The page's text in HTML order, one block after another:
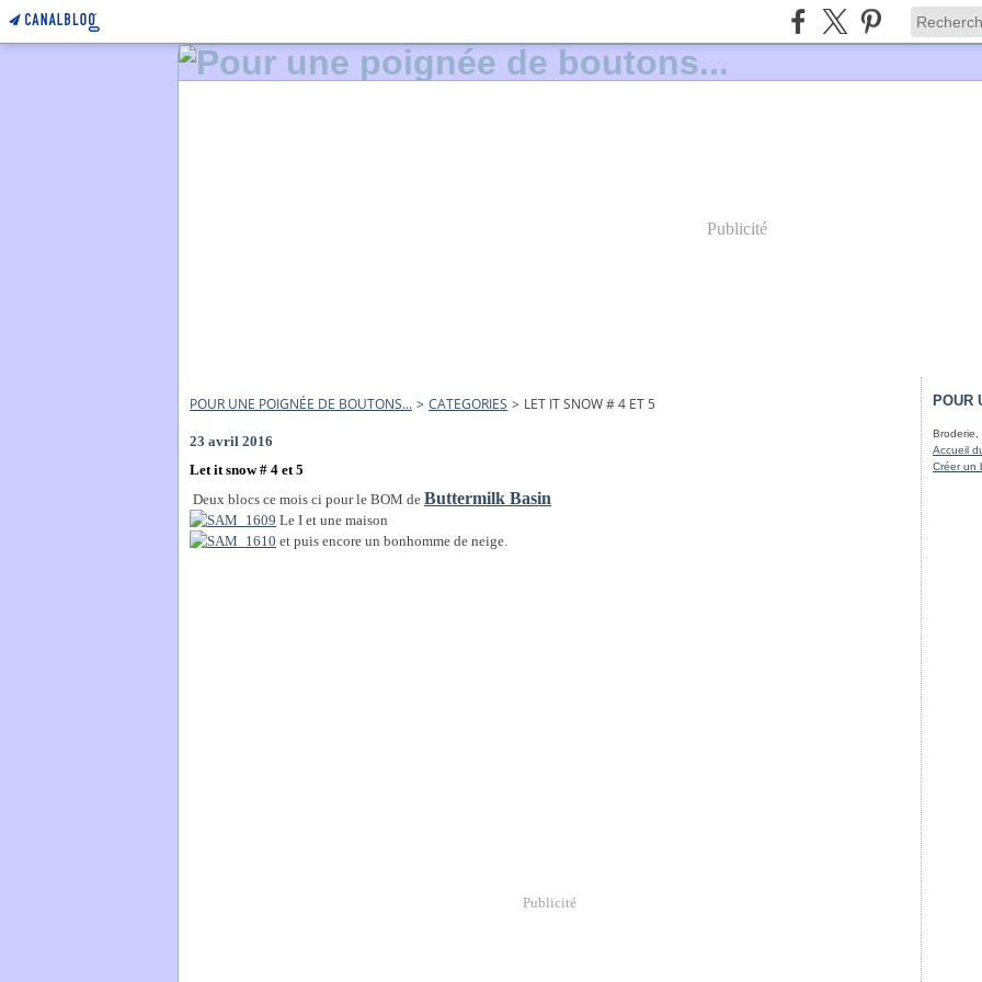
Publicité
POUR UNE POIGNÉE DE BOUTONS... > CATEGORIES > LET IT SNOW # 4 ET 5
23 avril 2016
Let it snow # 4 et 5
Deux blocs ce mois ci pour le BOM de Buttermilk Basin
Le I et une maison
et puis encore un bonhomme de neige.
Publicité
POUR
Broderie,
Accueil
Créer un